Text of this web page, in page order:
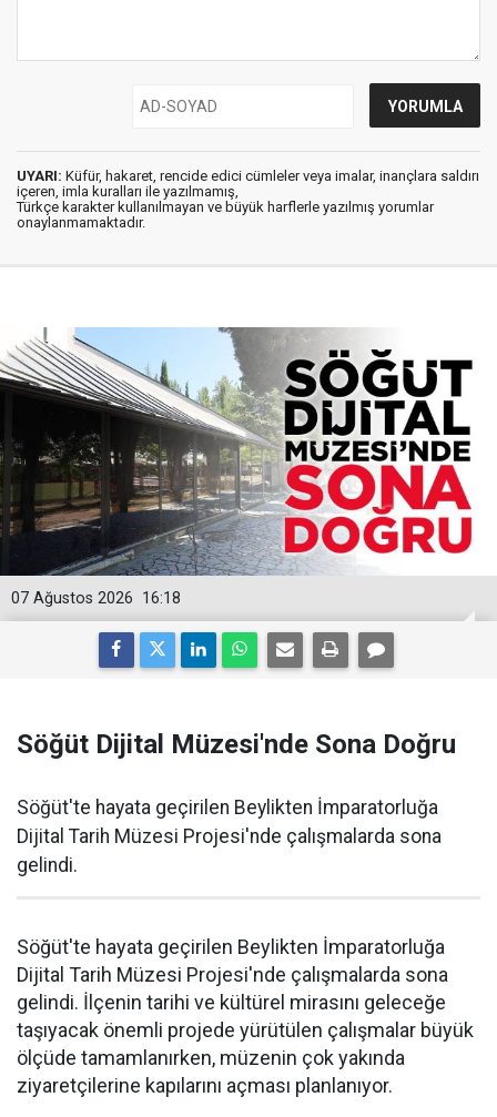
UYARI: Küfür, hakaret, rencide edici cümleler veya imalar, inançlara saldırı
içeren, imla kuralları ile yazılmamış,
Türkçe karakter kullanılmayan ve büyük harflerle yazılmış yorumlar
onaylanmamaktadır.
16:18
07 Ağustos 2026
Söğüt Dijital Müzesi'nde Sona Doğru
Söğüt'te hayata geçirilen Beylikten İmparatorluğa
Dijital Tarih Müzesi Projesi'nde çalışmalarda sona
gelindi.
Söğüt'te hayata geçirilen Beylikten İmparatorluğa
Dijital Tarih Müzesi Projesi'nde çalışmalarda sona
gelindi. İlçenin tarihi ve kültürel mirasını geleceğe
taşıyacak önemli projede yürütülen çalışmalar büyük
ölçüde tamamlanırken, müzenin çok yakında
ziyaretçilerine kapılarını açması planlanıyor.